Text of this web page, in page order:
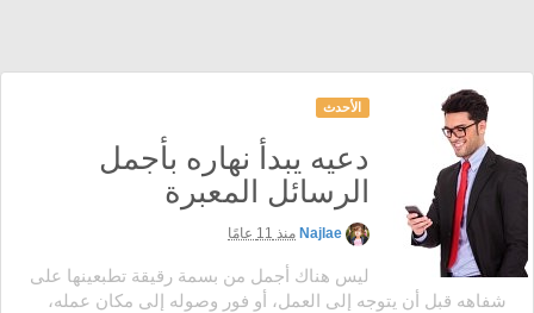
الأحدث
دعيه يبدأ نهاره بأجمل
الرسائل المعبرة
Najlae منذ 11 عامًا
ليس هناك أجمل من بسمة رقيقة تطبعينها على
شفاهه قبل أن يتوجه إلى العمل، أو فور وصوله إلى مكان عمله،